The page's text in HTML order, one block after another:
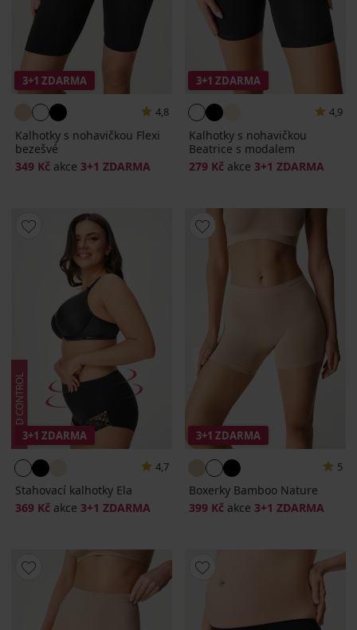
3+1 ZDARMA
4,8
Kalhotky s nohavičkou Flexi
bezešvé
349 Kč akce 3+1 ZDARMA
3+1 ZDARMA
4,9
Kalhotky s nohavičkou
Beatrice s modalem
279 Kč akce 3+1 ZDARMA
3+1 ZDARMA
4,7
Stahovací kalhotky Ela
369 Kč akce 3+1 ZDARMA
3+1 ZDARMA
5
Boxerky Bamboo Nature
399 Kč akce 3+1 ZDARMA